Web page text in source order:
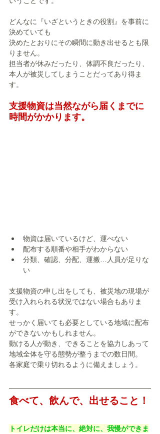
どんなに『いざというときの役割』を事前に
決めていても
決めたとおりにその瞬間に動き出せるとも限
りません。
担当者が休みだったり、体調不良だったり、
本人が被災してしまうことだってあり得ま
す。
支援物資は当然ながら届くまでに
時間がかかります。
物資は届いているけど、運べない
配布する順番や相手がわからない
分類、確認、分配、運搬…人員が足りな
い
支援物資の申し出をしても、被災地の現場が
受け入れられる状況ではない場合もありま
す。
せっかく届いても必要としている地域に配布
ができないかもしれません。
動ける人が動き、できることを協力しあって
地域全体を守る態勢が整うまでの数日間。
各家庭で乗り切れるように備えましょう。
食べて、飲んで、出せること！
トイレだけは本当に、絶対に、我慢ができま